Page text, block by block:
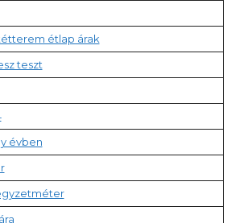
étlap árak
teszt
évben